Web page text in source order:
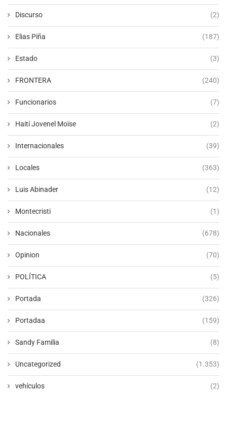
Discurso (2)
Elias Piña (187)
Estado (3)
FRONTERA (240)
Funcionarios (7)
Haití Jovenel Moïse (2)
Internacionales (39)
Locales (363)
Luis Abinader (12)
Montecristi (1)
Nacionales (678)
Opinion (70)
POLÍTICA (5)
Portada (326)
Portadaa (159)
Sandy Familia (8)
Uncategorized (1.353)
vehículos (2)